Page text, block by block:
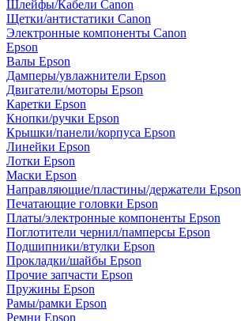
Шлейфы/Кабели Canon
Щетки/антистатики Canon
Электронные компоненты Canon
Epson
Валы Epson
Дамперы/увлажнители Epson
Двигатели/моторы Epson
Каретки Epson
Кнопки/ручки Epson
Крышки/панели/корпуса Epson
Линейки Epson
Лотки Epson
Маски Epson
Направляющие/пластины/держатели Epson
Печатающие головки Epson
Платы/электронные компоненты Epson
Поглотители чернил/памперсы Epson
Подшипники/втулки Epson
Прокладки/шайбы Epson
Прочие запчасти Epson
Пружины Epson
Рамы/рамки Epson
Ремни Epson